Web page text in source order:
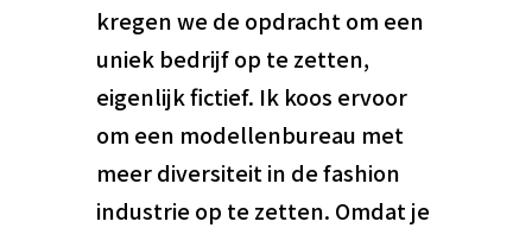
kregen we de opdracht om een
uniek bedrijf op te zetten,
eigenlijk fictief. Ik koos ervoor
om een modellenbureau met
meer diversiteit in de fashion
industrie op te zetten. Omdat je